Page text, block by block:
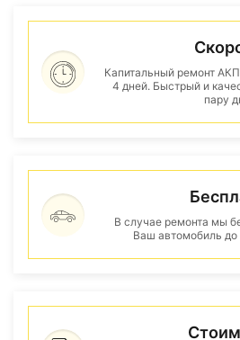
Капитальный ремонт
4 дней. Быстрый и
пару
В случае ремонта мы
Ваш автомобиль